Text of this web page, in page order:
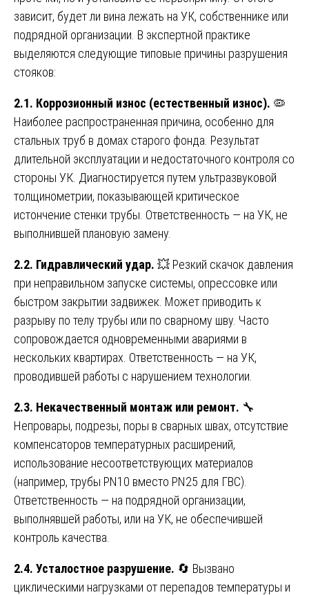
зависит, будет ли вина лежать на УК, собственнике или
подрядной организации. В экспертной практике
выделяются следующие типовые причины разрушения
стояков:
2.1. Коррозионный износ (естественный износ). 🦠
Наиболее распространенная причина, особенно для
стальных труб в домах старого фонда. Результат
длительной эксплуатации и недостаточного контроля со
стороны УК. Диагностируется путем ультразвуковой
толщинометрии, показывающей критическое
истончение стенки трубы. Ответственность — на УК, не
выполнившей плановую замену.
2.2. Гидравлический удар. 💥 Резкий скачок давления
при неправильном запуске системы, опрессовке или
быстром закрытии задвижек. Может приводить к
разрыву по телу трубы или по сварному шву. Часто
сопровождается одновременными авариями в
нескольких квартирах. Ответственность — на УК,
проводившей работы с нарушением технологии.
2.3. Некачественный монтаж или ремонт. 🔧
Непровары, подрезы, поры в сварных швах, отсутствие
компенсаторов температурных расширений,
использование несоответствующих материалов
(например, трубы PN10 вместо PN25 для ГВС).
Ответственность — на подрядной организации,
выполнявшей работы, или на УК, не обеспечившей
контроль качества.
2.4. Усталостное разрушение. 🔄 Вызвано
циклическими нагрузками от перепадов температуры и